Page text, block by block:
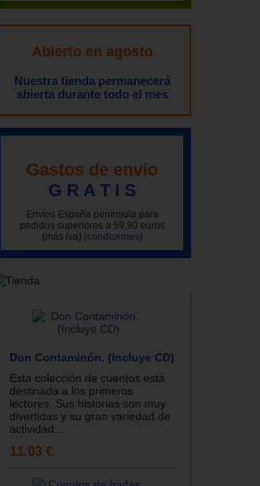
Abierto en agosto
Nuestra tienda permanecerá
abierta durante todo el mes
Gastos de envío
G R A T I S
Envíos España península para
pedidos superiores a 59,90 euros
(más iva) (condiciones)
Don Contaminón. (Incluye CD)
Esta colección de cuentos está
destinada a los primeros
lectores. Sus historias son muy
divertidas y su gran variedad de
actividad...
11.03 €